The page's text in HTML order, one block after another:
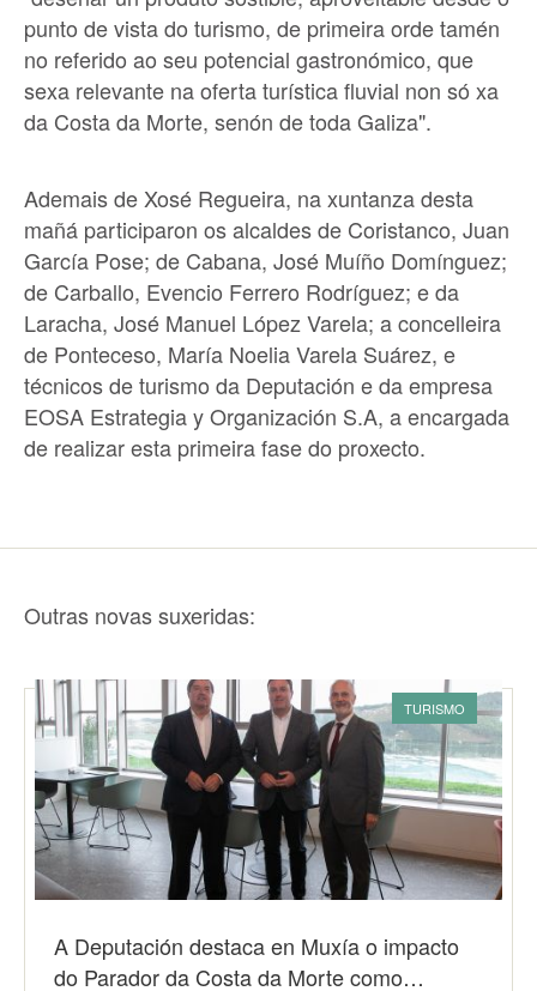
punto de vista do turismo, de primeira orde tamén
no referido ao seu potencial gastronómico, que
sexa relevante na oferta turística fluvial non só xa
da Costa da Morte, senón de toda Galiza".
Ademais de Xosé Regueira, na xuntanza desta
mañá participaron os alcaldes de Coristanco, Juan
García Pose; de Cabana, José Muíño Domínguez;
de Carballo, Evencio Ferrero Rodríguez; e da
Laracha, José Manuel López Varela; a concelleira
de Ponteceso, María Noelia Varela Suárez, e
técnicos de turismo da Deputación e da empresa
EOSA Estrategia y Organización S.A, a encargada
de realizar esta primeira fase do proxecto.
Outras novas suxeridas:
TURISMO
A Deputación destaca en Muxía o impacto
do Parador da Costa da Morte como…